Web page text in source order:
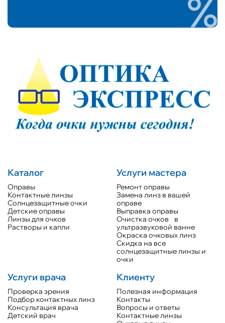
Каталог
Оправы
Контактные линзы
Солнцезащитные очки
Детские оправы
Линзы для очков
Растворы и капли
Услуги мастера
Ремонт оправы
Замена линз в вашей
оправе
Выправка оправы
Очистка очков в
ультразвуковой ванне
Окраска очковых линз
Скидка на все
солнцезащитные линзы и
очки
Услуги врача
Проверка зрения
Подбор контактных линз
Консультация врача
Детский врач
Клиенту
Полезная информация
Контакты
Вопросы и ответы
Контактные линзы